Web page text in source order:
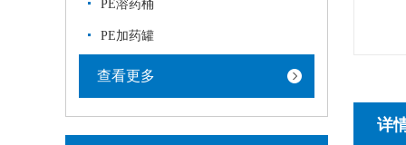
PE溶药桶
PE加药罐
查看更多
详